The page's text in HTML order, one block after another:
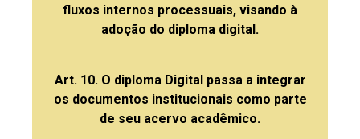
fluxos internos processuais, visando à
adoção do diploma digital.
Art. 10. O diploma Digital passa a integrar
os documentos institucionais como parte
de seu acervo acadêmico.